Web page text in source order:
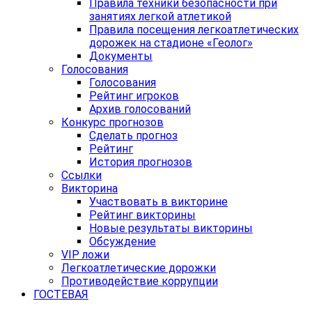
Правила техники безопасности при
занятиях легкой атлетикой
Правила посещения легкоатлетических
дорожек на стадионе «Геолог»
Документы
Голосования
Голосования
Рейтинг игроков
Архив голосований
Конкурс прогнозов
Сделать прогноз
Рейтинг
История прогнозов
Ссылки
Викторина
Участвовать в викторине
Рейтинг викторины
Новые результаты викторины
Обсуждение
VIP ложи
Легкоатлетические дорожки
Противодействие коррупции
ГОСТЕВАЯ